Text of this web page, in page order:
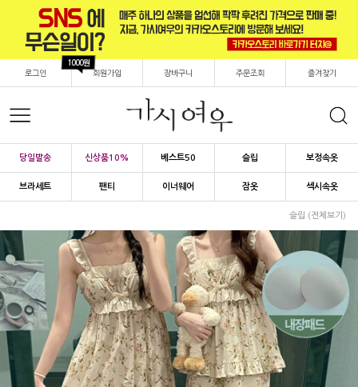
로그인 회원가입
1000원
장바구니 주문조회 즐겨찾기
당일발송 신상품10% 베스트50 슬립 보정속옷
브라세트 팬티 이너웨어 잠옷 섹시속옷
슬립 (전체보기)